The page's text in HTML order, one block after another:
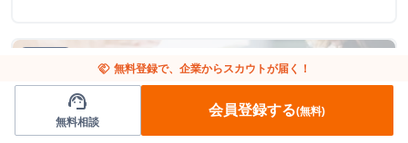
handshake 無料登録で、企業からスカウトが届く！
support_agent
無料相談
会員登録する(無料)